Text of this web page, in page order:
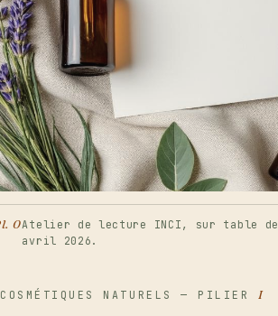
0Atelier de lecture INCI, sur table de
avril 2026.
COSMÉTIQUES NATURELS — PILIER I